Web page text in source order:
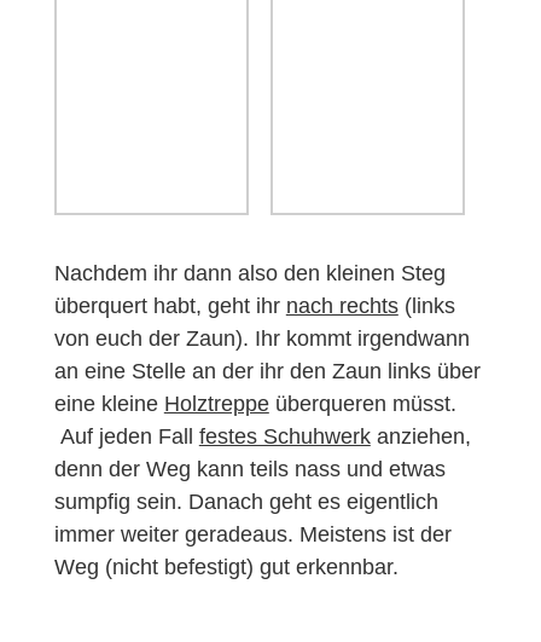
Nachdem ihr dann also den kleinen Steg
überquert habt, geht ihr nach rechts(links
von euch der Zaun). Ihr kommt irgendwann
an eine Stelle an der ihr den Zaun links über
eine kleine Holztreppeüberqueren müsst.
Auf jeden Fall festes Schuhwerkanziehen,
denn der Weg kann teils nass und etwas
sumpfig sein. Danach geht es eigentlich
immer weiter geradeaus. Meistens ist der
Weg (nicht befestigt) gut erkennbar.